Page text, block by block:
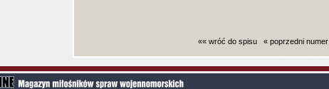
«« wróć do spisu « poprzedni numer